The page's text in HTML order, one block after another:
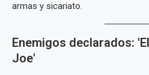
armas y sicariato.
Enemigos declarados:
Joe'